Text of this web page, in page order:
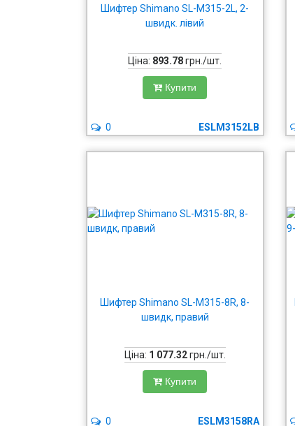
Шифтер Shimano SL-M315-2L, 2-
швидк. лівий
Ціна: 893.78грн./шт.
Купити
ESLM3152LB
0
Шифтер Shimano SL-M315-8R, 8-
швидк, правий
Ціна: 1 077.32грн./шт.
Купити
ESLM3158RA
0